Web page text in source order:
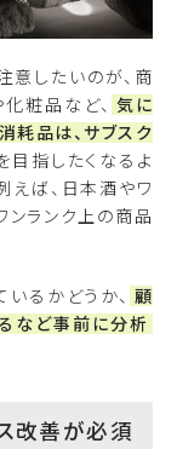
意したいのが、商
粧品など、 気に
耗品は、サブスク
目指したくなるよ
えば、日本酒やワ
ンランク上の商品
るかどうか、 顧
など事前に分析
改善が必須